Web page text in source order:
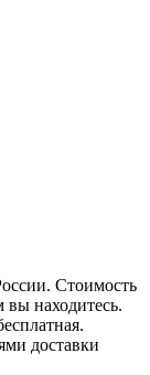
Стоимость
вы находитесь.
доставки